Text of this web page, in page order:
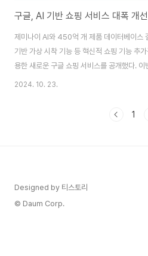
제미나이 AI와 450억 개 제품 데이터베이스
기반 가상 시착 기능 등 혁신적 쇼핑 기능 추
용한 새로운 구글 쇼핑 서비스를 공개했다.
델인 제미나이(Gemini)와 450억 개에 달하
특징은 다음과 같다:AI 생성 정보 요약: 사용
2024. 10. 23.
1
Designed by 티스토리
© Daum Corp.